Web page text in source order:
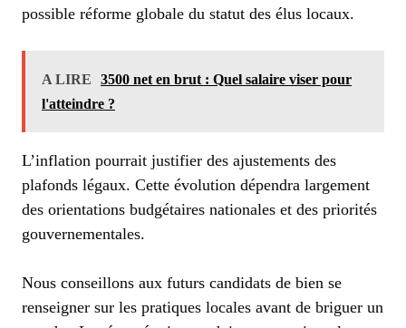
possible réforme globale du statut des élus locaux.
A LIRE
3500 net en brut : Quel salaire viser pour
l'atteindre ?
L’inflation pourrait justifier des ajustements des
plafonds légaux. Cette évolution dépendra largement
des orientations budgétaires nationales et des priorités
gouvernementales.
Nous conseillons aux futurs candidats de bien se
renseigner sur les pratiques locales avant de briguer un